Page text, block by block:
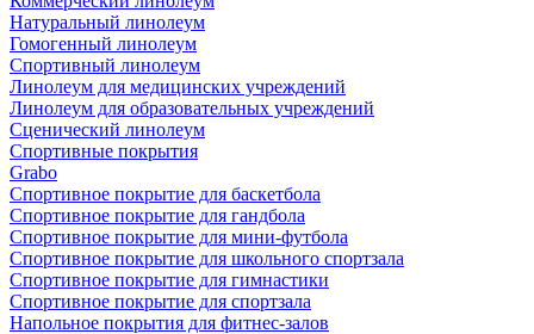
Натуральный линолеум
Гомогенный линолеум
Спортивный линолеум
Линолеум для медицинских учреждений
Линолеум для образовательных учреждений
Сценический линолеум
Спортивные покрытия
Grabo
Спортивное покрытие для баскетбола
Спортивное покрытие для гандбола
Спортивное покрытие для мини-футбола
Спортивное покрытие для школьного спортзала
Спортивное покрытие для гимнастики
Спортивное покрытие для спортзала
Напольное покрытия для фитнес-залов